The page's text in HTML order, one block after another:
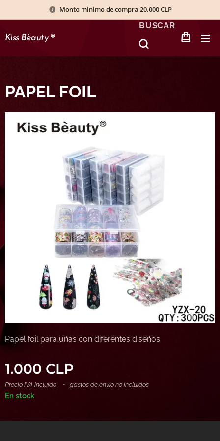
Monto minimo de compra 20.000 CLP
Kiss Bèauty®
BUSCAR
PAPEL FOIL
Papel foil para uñas con diferentes diseños
1.000 CLP
Precio IVA incluido gastos de envío no incluidos
En stock